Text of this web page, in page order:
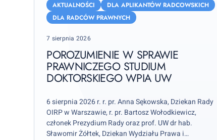
sprawie
Studium
Doktorskiego
WPiA
AKTUALNOŚCI
DLA APLIKANTÓW RADCOWSKICH
DLA RADCÓW PRAWNYCH
Posted
7 sierpnia 2026
POROZUMIENIE W SPRAWIE
PRAWNICZEGO STUDIUM
DOKTORSKIEGO WPIA UW
6 sierpnia 2026 r. r. pr. Anna Sękowska, Dziekan Rady
OIRP w Warszawie, r. pr. Bartosz Wołodkiewicz,
członek Prezydium Rady oraz prof. UW dr hab.
Sławomir Żółtek, Dziekan Wydziału Prawa i